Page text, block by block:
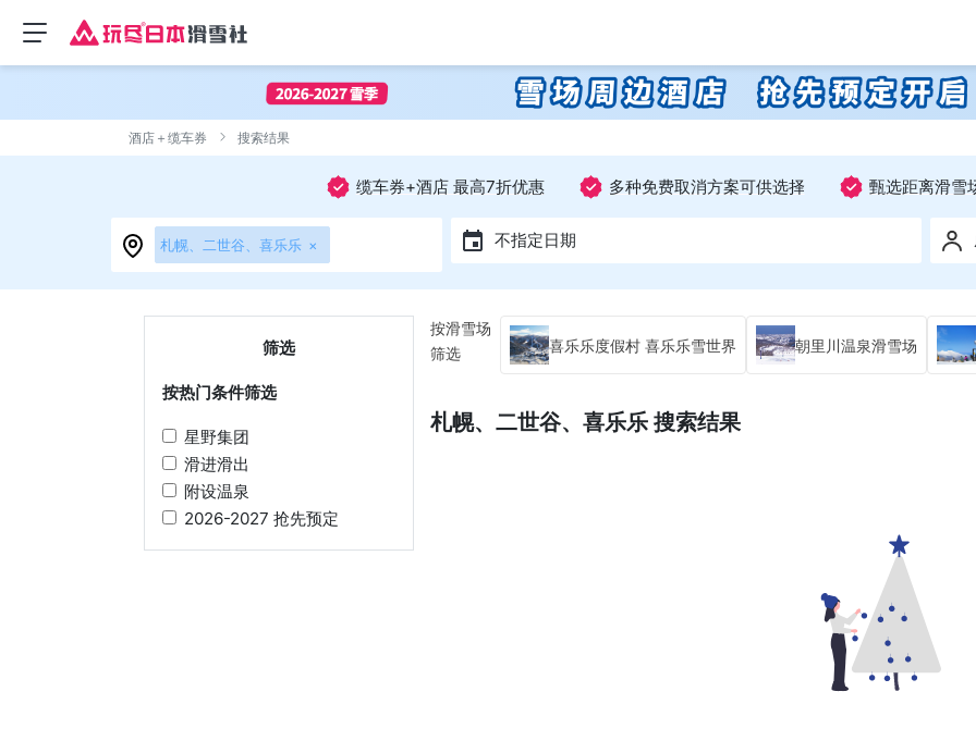
酒店＋缆车券 搜索结果
缆车券+酒店 最高7折优惠 多种免费取消方案可供选择 甄选距离滑雪
札幌、二世谷、喜乐乐 × 不指定日期
筛选
按热门条件筛选
星野集团
滑进滑出
附设温泉
2026-2027 抢先预定
按滑雪场
筛选
喜乐乐度假村 喜乐乐雪世界 朝里川温泉滑雪场
札幌、二世谷、喜乐乐 搜索结果